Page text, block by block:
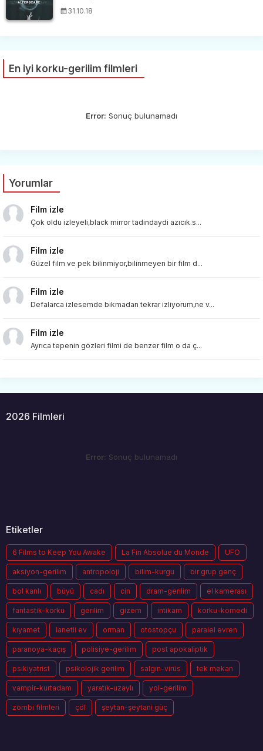
31.10.18
En iyi korku-gerilim filmleri
Error: Sonuç bulunamadı
Yorumlar
Film izle
Çok oldu izleyeli,black mirror tadindaydi azıcık.s...
Film izle
Güzel film ve pek bilinmiyor,bilinmeyen bir film d...
Film izle
Defalarca izlesemde bıkmadan tekrar izliyorum,ne v...
Film izle
Ayrıca tepenin gözleri filmi de benzer film o da ç...
2026 Filmleri
Error: Sonuç bulunamadı
Etiketler
6 Films to Keep You Awake La Fin Absolue du Monde UFO
aksiyon-gerilim antropoloji bilim-kurgu bir grup genç
bol kanlı büyü cadı cin dram-gerilim el kamerası
fantastik-korku gerilim gizem intikam korku-komedi
kıyamet lanetli ev orman otostopçu paralel evren
paranoya-kaçış polisiye-gerilim post apokaliptik
psikiyatrist psikolojik gerilim salgın-virüs tek mekan
vampir-kurtadam yaratık-uzaylı yol-gerilim
zombi filmleri çöl şeytan-şeytani güç